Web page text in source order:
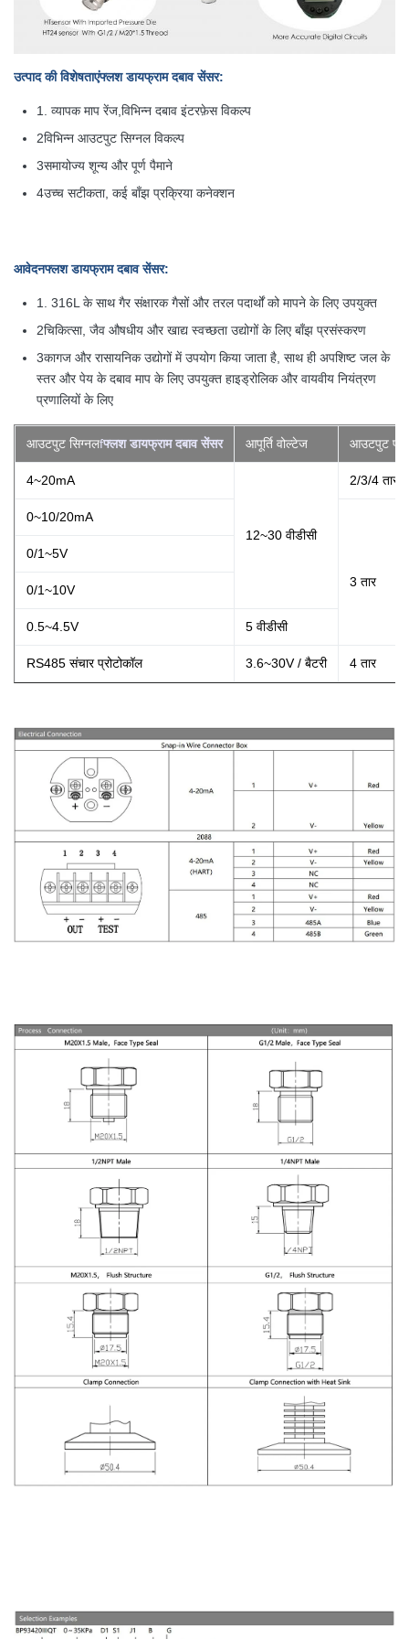
उत्पाद की विशेषताएंफ्लश डायफ्राम दबाव सेंसर:
1. व्यापक माप रेंज,विभिन्न दबाव इंटरफ़ेस विकल्प
2विभिन्न आउटपुट सिग्नल विकल्प
3समायोज्य शून्य और पूर्ण पैमाने
4उच्च सटीकता, कई बाँझ प्रक्रिया कनेक्शन
आवेदनफ्लश डायफ्राम दबाव सेंसर:
1. 316L के साथ गैर संक्षारक गैसों और तरल पदार्थों को मापने के लिए उपयुक्त
2चिकित्सा, जैव औषधीय और खाद्य स्वच्छता उद्योगों के लिए बाँझ प्रसंस्करण
3कागज और रासायनिक उद्योगों में उपयोग किया जाता है, साथ ही अपशिष्ट जल के
स्तर और पेय के दबाव माप के लिए उपयुक्त हाइड्रोलिक और वायवीय नियंत्रण
प्रणालियों के लिए
आउटपुट सिग्नलfफ्लश डायफ्राम दबाव सेंसर आपूर्ति वोल्टेज आउटपुट
4~20mA
12~30 वीडीसी
2/3/4 तार
0~10/20mA
3 तार
0/1~5V
0/1~10V
0.5~4.5V 5 वीडीसी
RS485 संचार प्रोटोकॉल 3.6~30V / बैटरी 4 तार